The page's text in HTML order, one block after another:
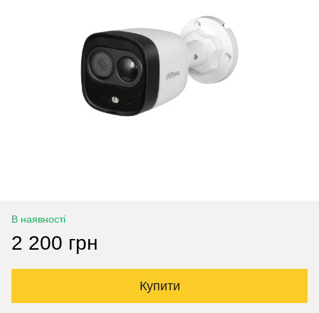
В наявності
2 200 грн
Купити